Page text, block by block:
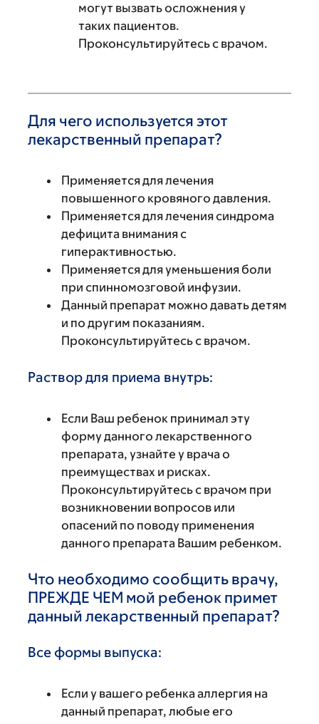
могут вызвать осложнения у
таких пациентов.
Проконсультируйтесь с врачом.
Для чего используется этот
лекарственный препарат?
Применяется для лечения
повышенного кровяного давления.
Применяется для лечения синдрома
дефицита внимания с
гиперактивностью.
Применяется для уменьшения боли
при спинномозговой инфузии.
Данный препарат можно давать детям
и по другим показаниям.
Проконсультируйтесь с врачом.
Раствор для приема внутрь:
Если Ваш ребенок принимал эту
форму данного лекарственного
препарата, узнайте у врача о
преимуществах и рисках.
Проконсультируйтесь с врачом при
возникновении вопросов или
опасений по поводу применения
данного препарата Вашим ребенком.
Что необходимо сообщить врачу,
ПРЕЖДЕ ЧЕМ мой ребенок примет
данный лекарственный препарат?
Все формы выпуска:
Если у вашего ребенка аллергия на
данный препарат, любые его